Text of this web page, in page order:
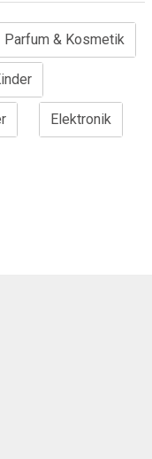
Parfum & Kosmetik
Elektronik